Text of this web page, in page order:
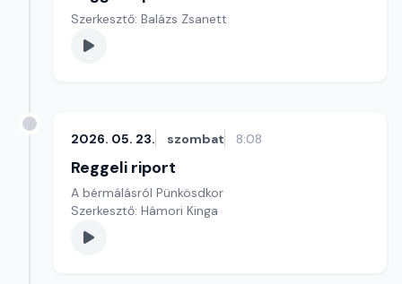
Szerkesztő: Balázs Zsanett
2026. 05. 23. szombat 8:08
Reggeli riport
A bérmálásról Pünkösdkor
Szerkesztő: Hámori Kinga